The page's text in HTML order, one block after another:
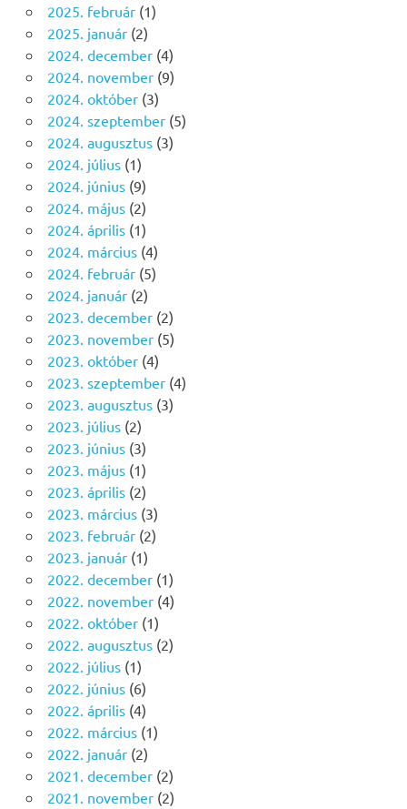
2025. február(1)
2025. január(2)
2024. december(4)
2024. november(9)
2024. október(3)
2024. szeptember(5)
2024. augusztus(3)
2024. július(1)
2024. június(9)
2024. május(2)
2024. április(1)
2024. március(4)
2024. február(5)
2024. január(2)
2023. december(2)
2023. november(5)
2023. október(4)
2023. szeptember(4)
2023. augusztus(3)
2023. július(2)
2023. június(3)
2023. május(1)
2023. április(2)
2023. március(3)
2023. február(2)
2023. január(1)
2022. december(1)
2022. november(4)
2022. október(1)
2022. augusztus(2)
2022. július(1)
2022. június(6)
2022. április(4)
2022. március(1)
2022. január(2)
2021. december(2)
2021. november(2)